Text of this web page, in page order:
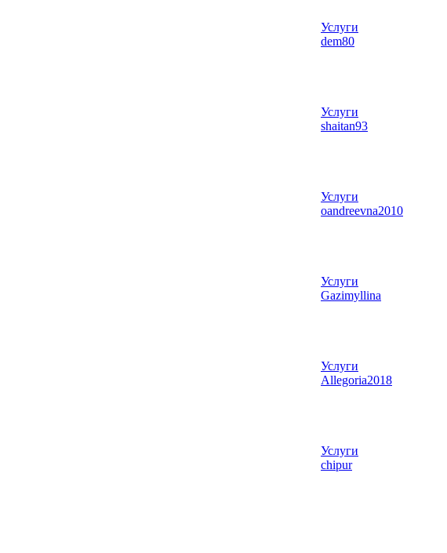
Услуги
dem80
Услуги
shaitan93
Услуги
oandreevna2010
Услуги
Gazimyllina
Услуги
Allegoria2018
Услуги
chipur